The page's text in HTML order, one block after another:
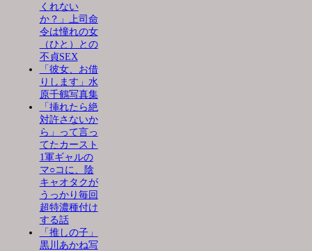
くれない
か？」上司命
令は憧れの女
（ひと）との
不貞SEX
「彼女、お借
りします」水
原千鶴写真集
「挿れたら絶
対許さないか
ら」って言っ
てたカースト
1軍ギャルの
マ○コに、陰
キャオタクが
うっかり毎回
超特濃種付け
する話
「推しの子」
黒川あかね写